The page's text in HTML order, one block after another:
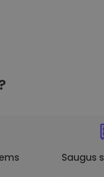
Saugus